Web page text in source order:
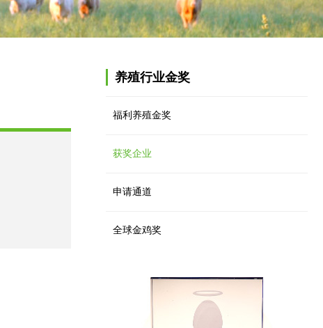
养殖行业金奖
福利养殖金奖
获奖企业
申请通道
全球金鸡奖